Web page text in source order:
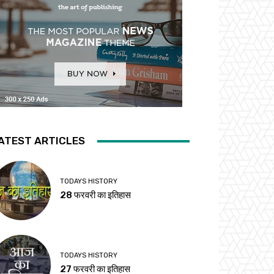
ARTICLES
TODAYS HISTORY
28 फरवरी का इतिहास
TODAYS HISTORY
27 फरवरी का इतिहास